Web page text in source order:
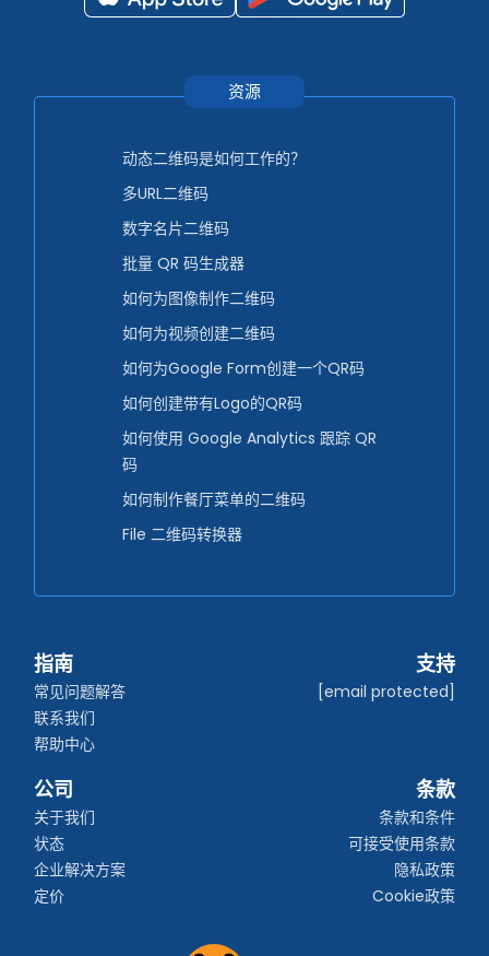
资源
动态二维码是如何工作的？
多URL二维码
数字名片二维码
批量 QR 码生成器
如何为图像制作二维码
如何为视频创建二维码
如何为Google Form创建一个QR码
如何创建带有Logo的QR码
如何使用 Google Analytics 跟踪 QR
码
如何制作餐厅菜单的二维码
File 二维码转换器
指南
常见问题解答
联系我们
帮助中心
支持
[email protected]
公司
关于我们
状态
企业解决方案
定价
条款
条款和条件
可接受使用条款
隐私政策
Cookie政策